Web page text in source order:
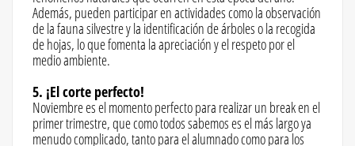
Además, pueden participar en actividades como la observación
de la fauna silvestre y la identificación de árboles o la recogida
de hojas, lo que fomenta la apreciación y el respeto por el
medio ambiente.
5. ¡El corte perfecto!
Noviembre es el momento perfecto para realizar un break en el
primer trimestre, que como todos sabemos es el más largo ya
menudo complicado, tanto para el alumnado como para los